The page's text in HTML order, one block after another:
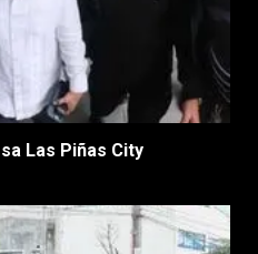
Las Piñas City